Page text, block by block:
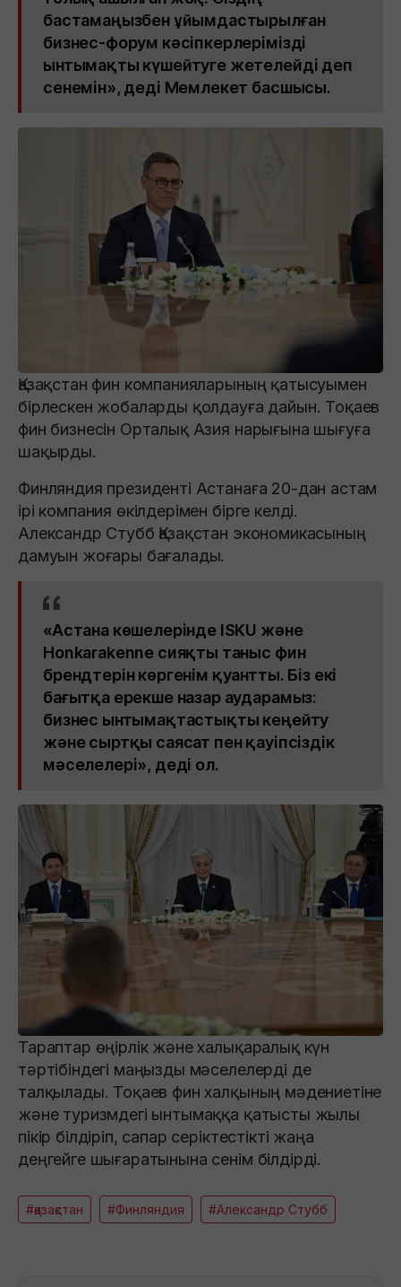
бастамаңызбен ұйымдастырылған
бизнес-форум кәсіпкерлерімізді
ынтымақты күшейтуге жетелейді деп
сенемін», деді Мемлекет басшысы.
Қазақстан фин компанияларының қатысуымен
бірлескен жобаларды қолдауға дайын. Тоқаев
фин бизнесін Орталық Азия нарығына шығуға
шақырды.
Финляндия президенті Астанаға 20-дан астам
ірі компания өкілдерімен бірге келді.
Александр Стубб Қазақстан экономикасының
дамуын жоғары бағалады.
«Астана көшелерінде ISKU және
Honkarakenne сияқты таныс фин
брендтерін көргенім қуантты. Біз екі
бағытқа ерекше назар аударамыз:
бизнес ынтымақтастықты кеңейту
және сыртқы саясат пен қауіпсіздік
мәселелері», деді ол.
Тараптар өңірлік және халықаралық күн
тәртібіндегі маңызды мәселелерді де
талқылады. Тоқаев фин халқының мәдениетіне
және туризмдегі ынтымаққа қатысты жылы
пікір білдіріп, сапар серіктестікті жаңа
деңгейге шығаратынына сенім білдірді.
#қазақстан #Финляндия #Александр Стубб